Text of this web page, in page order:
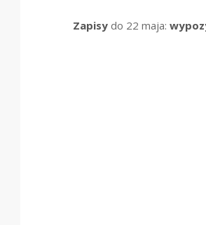
Zapisy do 22 maja: